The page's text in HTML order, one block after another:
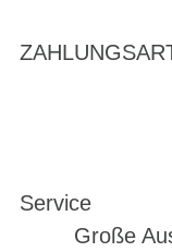
Service
Große